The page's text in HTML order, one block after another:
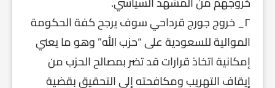
٢_ خروج جورج قرداحي سوف يرجح كفة الحكومة
الموالية للسعودية على “حزب الله” وهو ما يعني
إمكانية اتخاذ قرارات قد تضر بمصالح الحزب من
إيقاف التهريب ومكافحته إلى التحقيق بقضية